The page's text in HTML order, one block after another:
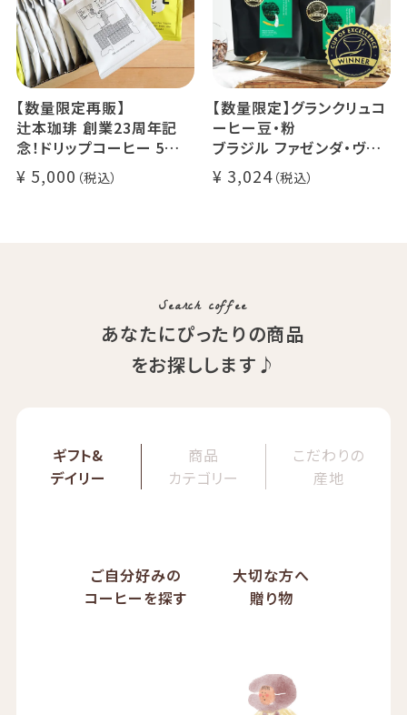
【数量限定再販】
辻本珈琲 創業23周年記
念！ドリップコーヒー 5種
50杯セット
アニバーサリーブレンド（コ
5,000
【数量限定】グランクリュコ
ーヒー豆・粉
ブラジル ファゼンダ・ヴァ
レ・ド・クリスタル（100g /
200g / 1kg）
3,024
Search coffee
あなたにぴったりの商品
をお探しします♪
ギフト&
デイリー
商品
カテゴリー
こだわりの
産地
ご自分好みの
コーヒーを探す
大切な方へ
贈り物